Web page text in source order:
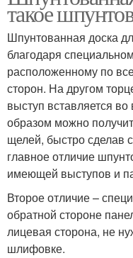
такое
Шпунтованная доска
благодаря
расположенному по
сторон. На другом
выступ вставляется
образом можно
щелей, быстро сделав
главное отличие
имеющей выступов и
Второе отличие –
обратной стороне
лицевая сторона, не
шлифовке.